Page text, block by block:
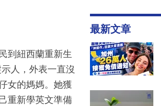
到紐西蘭重新生
人，外表一直沒
女的媽媽。她獲
重新學英文準備
最新文章